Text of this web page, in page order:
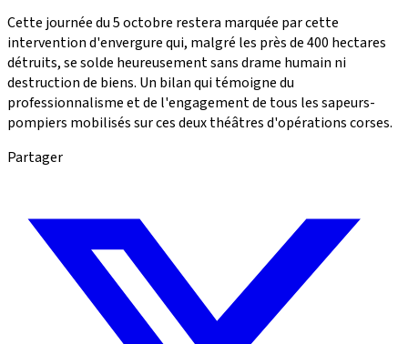
Cette journée du 5 octobre restera marquée par cette
intervention d'envergure qui, malgré les près de 400 hectares
détruits, se solde heureusement sans drame humain ni
destruction de biens. Un bilan qui témoigne du
professionnalisme et de l'engagement de tous les sapeurs-
pompiers mobilisés sur ces deux théâtres d'opérations corses.
Partager